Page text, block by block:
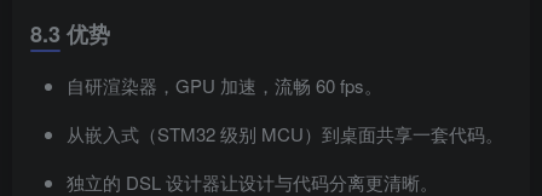
8.3 优势
自研渲染器，GPU 加速，流畅 60 fps。
从嵌入式（STM32 级别 MCU）到桌面共享一套代码。
独立的 DSL 设计器让设计与代码分离更清晰。